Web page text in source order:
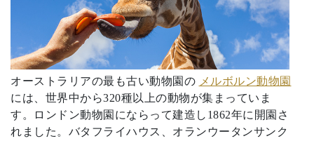
オーストラリアの最も古い動物園の メルボルン動物園
には、世界中から320種以上の動物が集まっていま
す。ロンドン動物園にならって建造し1862年に開園さ
れました。バタフライハウス、オランウータンサンク